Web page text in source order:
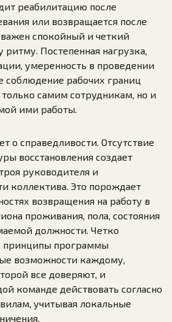
реабилитацию после
или возвращается после
важен спокойный и четкий
ритму. Постепенная нагрузка,
умеренность в проведении
соблюдение рабочих границ
только самим сотрудникам, но и
ими работы.
о справедливости. Отсутствие
восстановления создает
руководителя и
коллектива. Это порождает
возвращения на работу в
проживания, пола, состояния
должности. Четко
принципы программы
возможности каждому,
все доверяют, и
команде действовать согласно
учитывая локальные